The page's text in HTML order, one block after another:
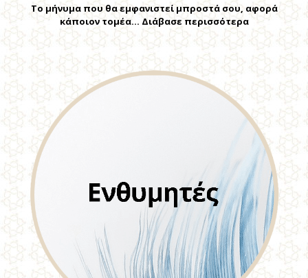
Το μήνυμα που θα εμφανιστεί μπροστά σου, αφορά
κάποιον τομέα… Διάβασε περισσότερα